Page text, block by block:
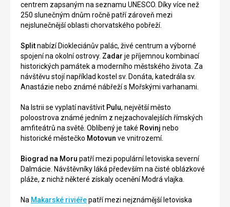
centrem zapsaným na seznamu UNESCO. Díky více než
250 slunečným dnům ročně patří zároveň mezi
nejslunečnější oblasti chorvatského pobřeží.
Splitnabízí Diokleciánův palác, živé centrum a výborné
spojení na okolní ostrovy. Zadar je příjemnou kombinací
historických památek a moderního městského života. Za
návštěvu stojí například kostel sv. Donáta, katedrála sv.
Anastázie nebo známé nábřeží s Mořskými varhanami.
Na Istrii se vyplatí navštívit Pulu, největší město
poloostrova známé jedním z nejzachovalejších římských
amfiteátrů na světě. Oblíbený je také Rovinj nebo
historické městečko Motovun ve vnitrozemí.
Biograd na Moru patří mezi populární letoviska severní
Dalmácie. Návštěvníky láká především na čisté oblázkové
pláže, z nichž některé získaly ocenění Modrá vlajka.
Na Makarské riviéřepatří mezi nejznámější letoviska